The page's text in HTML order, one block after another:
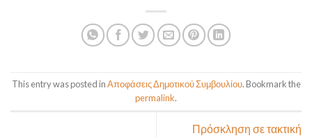
This entry was posted inΑποφάσεις Δημοτικού Συμβουλίου. Bookmark the
permalink.
Πρόσκληση σε τακτική